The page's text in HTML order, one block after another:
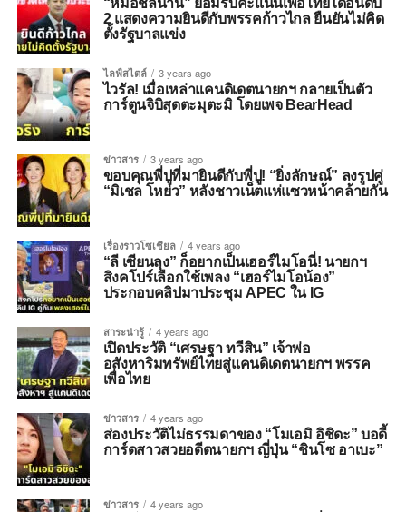
“หมอชลน่าน” ยอมรับคะแนนเพื่อไทยได้อันดับ
2 แสดงความยินดีกับพรรคก้าวไกล ยืนยันไม่คิด
ตั้งรัฐบาลแข่ง
ไลฟ์สไตล์ 3 years ago
ไวรัล! เมื่อเหล่าแคนดิเดตนายกฯ กลายเป็นตัว
การ์ตูนจิบิสุดตะมุตะมิ โดยเพจ BearHead
ข่าวสาร 3 years ago
ขอบคุณพี่ปูที่มายินดีกับพี่ปู! “ยิ่งลักษณ์” ลงรูปคู่
“มิเชล โหย่ว” หลังชาวเน็ตแห่แซวหน้าคล้ายกัน
เรื่องราวโซเชียล 4 years ago
“ลี เซียนลุง” ก็อยากเป็นเฮอร์ไมโอนี่! นายกฯ
สิงคโปร์เลือกใช้เพลง “เฮอร์ไมโอน้อง”
ประกอบคลิปมาประชุม APEC ใน IG
สาระน่ารู้ 4 years ago
เปิดประวัติ “เศรษฐา ทวีสิน” เจ้าพ่อ
อสังหาริมทรัพย์ไทยสู่แคนดิเดตนายกฯ พรรค
เพื่อไทย
ข่าวสาร 4 years ago
ส่องประวัติไม่ธรรมดาของ “โมเอมิ อิชิดะ” บอดี้
การ์ดสาวสวยอดีตนายกฯ ญี่ปุ่น “ชินโซ อาเบะ”
ข่าวสาร 4 years ago